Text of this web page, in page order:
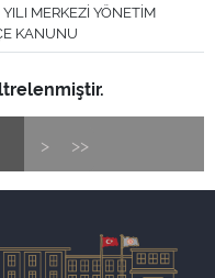
MERKEZİ YÖNETİM
KANUNU
> >>